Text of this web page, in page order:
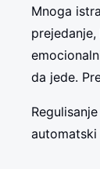
Mnoga
da jede.